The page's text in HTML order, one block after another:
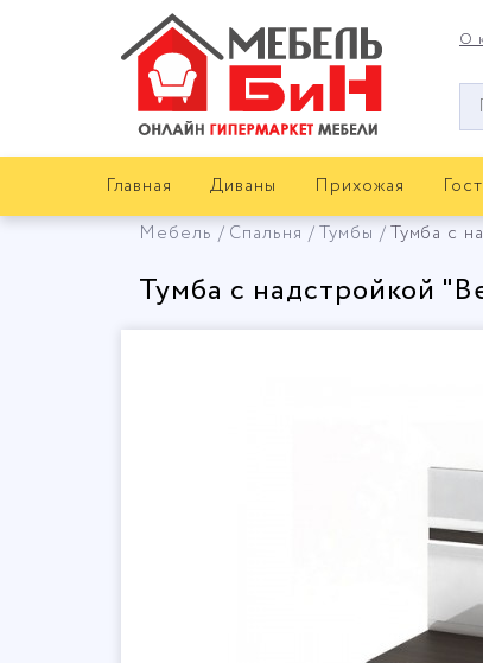
О
Главная Диваны Прихожая
Мебель
Спальня Тумбы Тумба с
Тумба с надстройкой